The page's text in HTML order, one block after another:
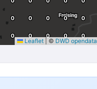
Leaflet © DWD opendata